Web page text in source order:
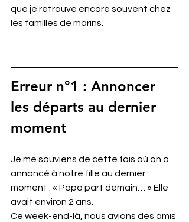
que je retrouve encore souvent chez
les familles de marins.
Erreur n°1 : Annoncer
les départs au dernier
moment
Je me souviens de cette fois où on a
annoncé à notre fille au dernier
moment : « Papa part demain… » Elle
avait environ 2 ans.
Ce week-end-là, nous avions des amis